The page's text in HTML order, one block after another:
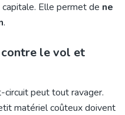
Elle permet de ne
.
le vol et
circuit peut tout ravager.
matériel coûteux doivent